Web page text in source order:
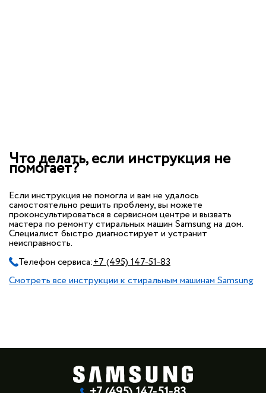
Что делать, если инструкция не
помогает?
Если инструкция не помогла и вам не удалось
самостоятельно решить проблему, вы можете
проконсультироваться в сервисном центре и вызвать
мастера по ремонту стиральных машин Samsung на дом.
Специалист быстро диагностирует и устранит
неисправность.
Телефон сервиса:+7 (495) 147-51-83
Смотреть все инструкции к стиральным машинам Samsung